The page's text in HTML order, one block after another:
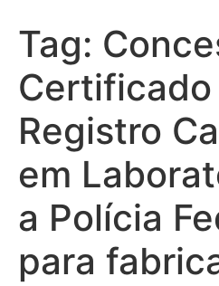
Tag:
Certificado
Registro
em
a Polícia
para